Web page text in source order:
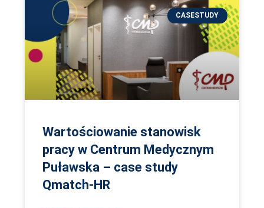
CASESTUDY
Wartościowanie stanowisk
pracy w Centrum Medycznym
Puławska – case study
Qmatch-HR